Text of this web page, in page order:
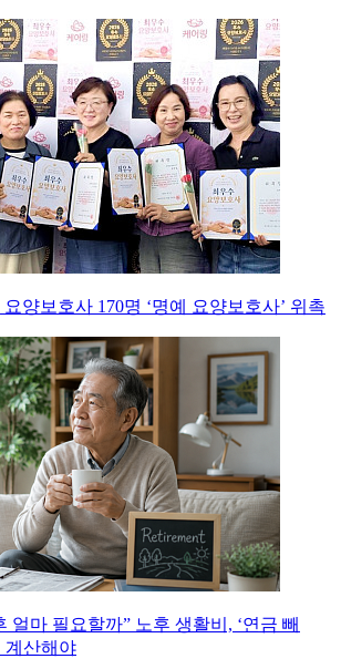
양보호사 170명 ‘명예 요양보호사’ 위촉
얼마 필요할까” 노후 생활비, ‘연금 빼
계산해야